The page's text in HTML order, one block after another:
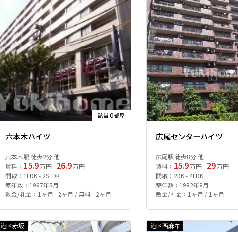
該当0部屋
六本木ハイツ
六本木駅 徒歩2分 他
賃料： 15.9万円 - 26.9万円
間取：1LDK - 2SLDK
築年数：1967年5月
敷金/礼金：1ヶ月 - 2ヶ月 / 無料 - 2ヶ月
広尾センターハイツ
広尾駅 徒歩8分 他
賃料： 15.9万円 - 29万円
間取：2DK - 4LDK
築年数：1982年8月
敷金/礼金：1ヶ月 / 1ヶ月
港区赤坂 港区西麻布